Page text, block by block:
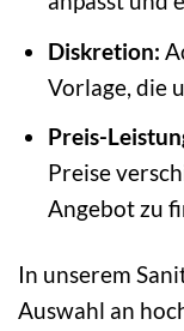
Diskretion:
Vorlage, die
Preis-
Preise
Angebot zu
In unserem
Auswahl an